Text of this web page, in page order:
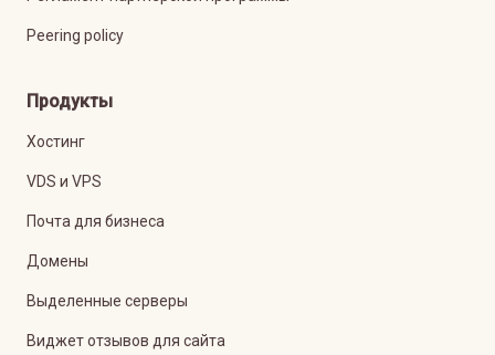
Peering policy
Продукты
Хостинг
VDS и VPS
Почта для бизнеса
Домены
Выделенные серверы
Виджет отзывов для сайта